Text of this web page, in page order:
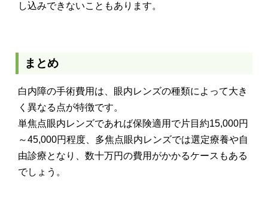
し込みできないこともあります。
まとめ
白内障の手術費用は、眼内レンズの種類によって大き
く異なる点が特徴です。
単焦点眼内レンズであれば保険適用で片目約15,000円
～45,000円程度、多焦点眼内レンズでは選定療養や自
由診療となり、数十万円の費用がかかるケースもある
でしょう。